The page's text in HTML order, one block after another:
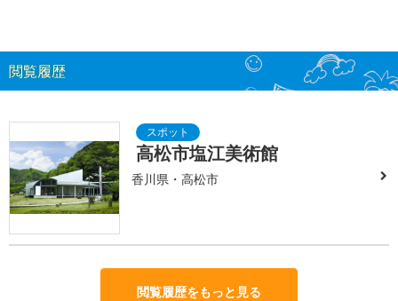
閲覧履歴
高松市塩江美術館
香川県・高松市
閲覧履歴をもっと見る